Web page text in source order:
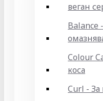
веган
Balance
Colour
коса
Curl - За